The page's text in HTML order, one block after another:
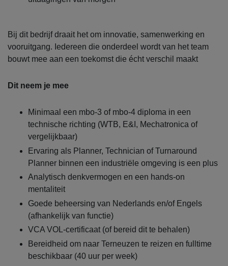
Bij dit bedrijf draait het om innovatie, samenwerking en
vooruitgang. Iedereen die onderdeel wordt van het team
bouwt mee aan een toekomst die écht verschil maakt
Dit neem je mee
Minimaal een mbo-3 of mbo-4 diploma in een
technische richting (WTB, E&I, Mechatronica of
vergelijkbaar)
Ervaring als Planner, Technician of Turnaround
Planner binnen een industriële omgeving is een plus
Analytisch denkvermogen en een hands-on
mentaliteit
Goede beheersing van Nederlands en/of Engels
(afhankelijk van functie)
VCA VOL-certificaat (of bereid dit te behalen)
Bereidheid om naar Terneuzen te reizen en fulltime
beschikbaar (40 uur per week)